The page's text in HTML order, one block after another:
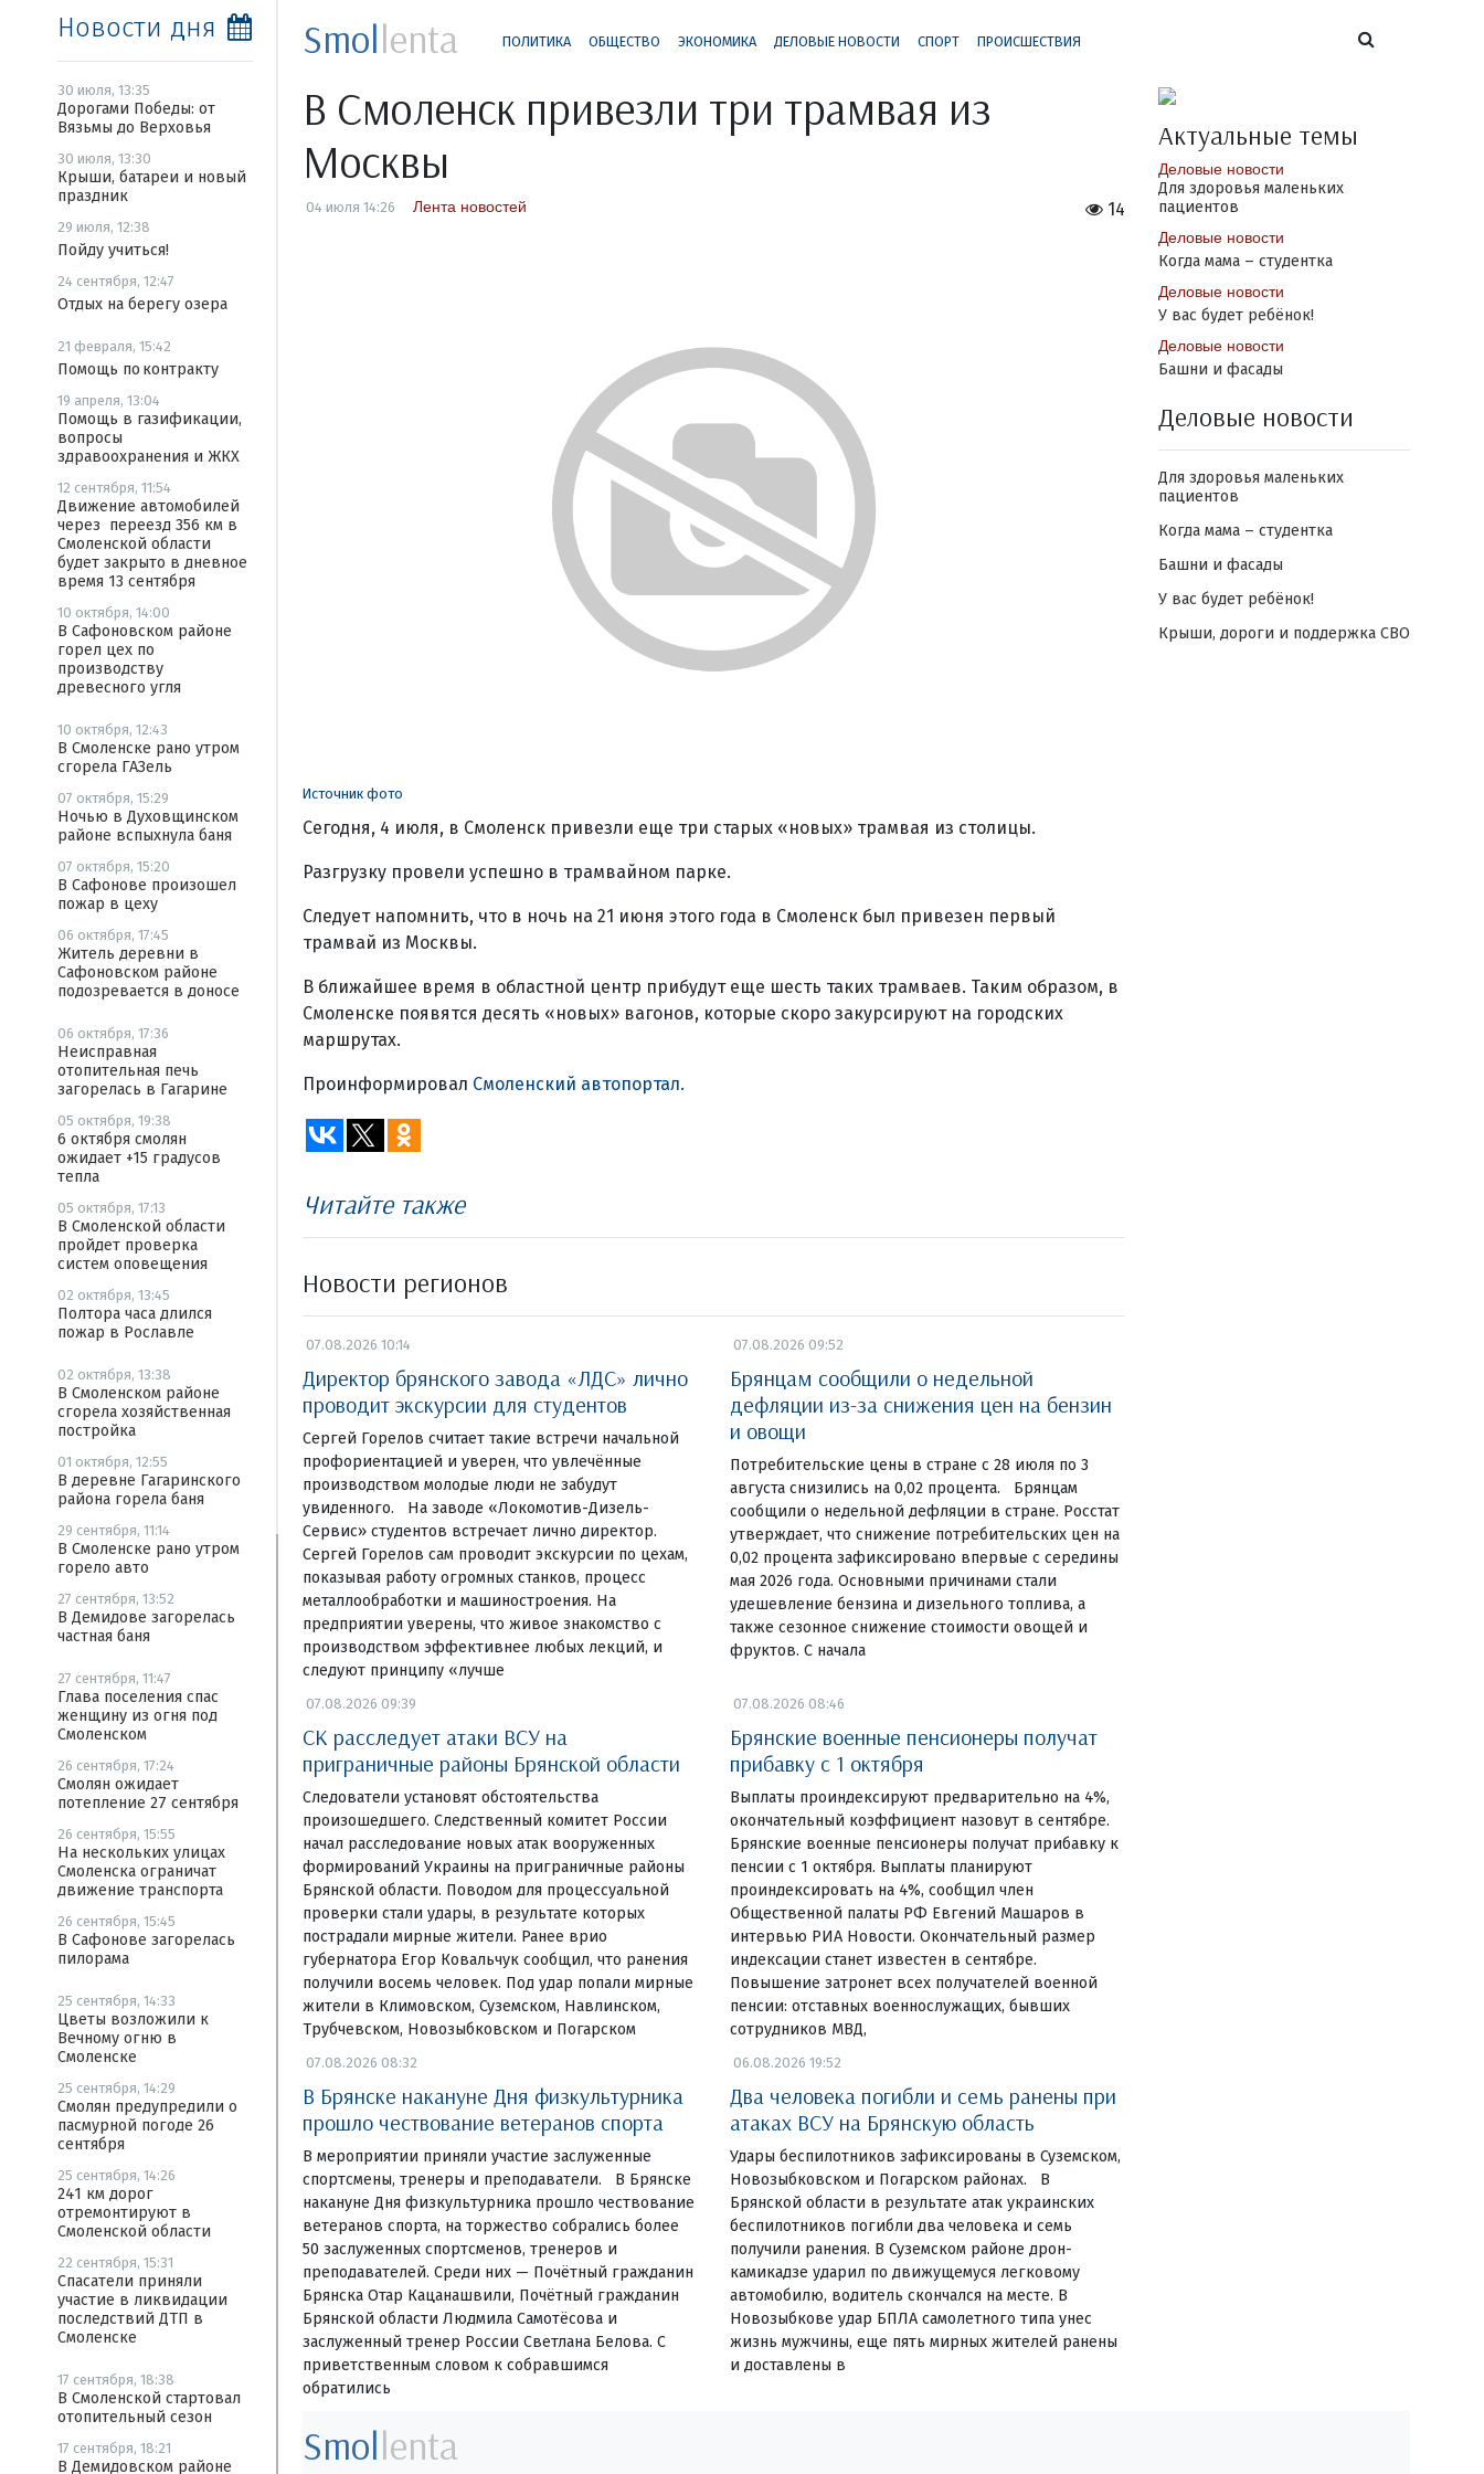
Новости дня
30 июля, 13:35
Дорогами Победы: от
Вязьмы до Верховья
30 июля, 13:30
Крыши, батареи и новый
праздник
29 июля, 12:38
Пойду учиться!
24 сентября, 12:47
Отдых на берегу озера
21 февраля, 15:42
Помощь по контракту
19 апреля, 13:04
Помощь в газификации,
вопросы
здравоохранения и ЖКХ
12 сентября, 11:54
Движение автомобилей
через переезд 356 км в
Смоленской области
будет закрыто в дневное
время 13 сентября
10 октября, 14:00
В Сафоновском районе
горел цех по
производству
древесного угля
10 октября, 12:43
В Смоленске рано утром
сгорела ГАЗель
07 октября, 15:29
Ночью в Духовщинском
районе вспыхнула баня
07 октября, 15:20
В Сафонове произошел
пожар в цеху
06 октября, 17:45
Житель деревни в
Сафоновском районе
подозревается в доносе
06 октября, 17:36
Неисправная
отопительная печь
загорелась в Гагарине
05 октября, 19:38
6 октября смолян
ожидает +15 градусов
тепла
05 октября, 17:13
В Смоленской области
пройдет проверка
систем оповещения
02 октября, 13:45
Полтора часа длился
пожар в Рославле
02 октября, 13:38
В Смоленском районе
сгорела хозяйственная
постройка
01 октября, 12:55
В деревне Гагаринского
района горела баня
29 сентября, 11:14
В Смоленске рано утром
горело авто
27 сентября, 13:52
В Демидове загорелась
частная баня
27 сентября, 11:47
Глава поселения спас
женщину из огня под
Смоленском
26 сентября, 17:24
Смолян ожидает
потепление 27 сентября
26 сентября, 15:55
На нескольких улицах
Смоленска ограничат
движение транспорта
26 сентября, 15:45
В Сафонове загорелась
пилорама
25 сентября, 14:33
Цветы возложили к
Вечному огню в
Смоленске
25 сентября, 14:29
Смолян предупредили о
пасмурной погоде 26
сентября
25 сентября, 14:26
241 км дорог
отремонтируют в
Смоленской области
22 сентября, 15:31
Спасатели приняли
участие в ликвидации
последствий ДТП в
Смоленске
17 сентября, 18:38
В Смоленской стартовал
отопительный сезон
17 сентября, 18:21
В Демидовском районе
Smollenta ПОЛИТИКА ОБЩЕСТВО ЭКОНОМИКА ДЕЛОВЫЕ НОВОСТИ СПОРТ ПРОИСШЕСТВИЯ
В Смоленск привезли три трамвая из
Москвы
14
04 июля 14:26 Лента новостей
Источник фото
Сегодня, 4 июля, в Смоленск привезли еще три старых «новых» трамвая из столицы.
Разгрузку провели успешно в трамвайном парке.
Следует напомнить, что в ночь на 21 июня этого года в Смоленск был привезен первый
трамвай из Москвы.
В ближайшее время в областной центр прибудут еще шесть таких трамваев. Таким образом, в
Смоленске появятся десять «новых» вагонов, которые скоро закурсируют на городских
маршрутах.
Проинформировал Смоленский автопортал.
Читайте также
Новости регионов
07.08.2026 10:14
Директор брянского завода «ЛДС» лично
проводит экскурсии для студентов
Сергей Горелов считает такие встречи начальной
профориентацией и уверен, что увлечённые
производством молодые люди не забудут
увиденного. На заводе «Локомотив-Дизель-
Сервис» студентов встречает лично директор.
Сергей Горелов сам проводит экскурсии по цехам,
показывая работу огромных станков, процесс
металлообработки и машиностроения. На
предприятии уверены, что живое знакомство с
производством эффективнее любых лекций, и
следуют принципу «лучше
07.08.2026 09:52
Брянцам сообщили о недельной
дефляции из-за снижения цен на бензин
и овощи
Потребительские цены в стране с 28 июля по 3
августа снизились на 0,02 процента. Брянцам
сообщили о недельной дефляции в стране. Росстат
утверждает, что снижение потребительских цен на
0,02 процента зафиксировано впервые с середины
мая 2026 года. Основными причинами стали
удешевление бензина и дизельного топлива, а
также сезонное снижение стоимости овощей и
фруктов. С начала
07.08.2026 09:39
СК расследует атаки ВСУ на
приграничные районы Брянской области
Следователи установят обстоятельства
произошедшего. Следственный комитет России
начал расследование новых атак вооруженных
формирований Украины на приграничные районы
Брянской области. Поводом для процессуальной
проверки стали удары, в результате которых
пострадали мирные жители. Ранее врио
губернатора Егор Ковальчук сообщил, что ранения
получили восемь человек. Под удар попали мирные
жители в Климовском, Суземском, Навлинском,
Трубчевском, Новозыбковском и Погарском
07.08.2026 08:46
Брянские военные пенсионеры получат
прибавку с 1 октября
Выплаты проиндексируют предварительно на 4%,
окончательный коэффициент назовут в сентябре.
Брянские военные пенсионеры получат прибавку к
пенсии с 1 октября. Выплаты планируют
проиндексировать на 4%, сообщил член
Общественной палаты РФ Евгений Машаров в
интервью РИА Новости. Окончательный размер
индексации станет известен в сентябре.
Повышение затронет всех получателей военной
пенсии: отставных военнослужащих, бывших
сотрудников МВД,
07.08.2026 08:32
В Брянске накануне Дня физкультурника
прошло чествование ветеранов спорта
В мероприятии приняли участие заслуженные
спортсмены, тренеры и преподаватели. В Брянске
накануне Дня физкультурника прошло чествование
ветеранов спорта, на торжество собрались более
50 заслуженных спортсменов, тренеров и
преподавателей. Среди них — Почётный гражданин
Брянска Отар Кацанашвили, Почётный гражданин
Брянской области Людмила Самотёсова и
заслуженный тренер России Светлана Белова. С
приветственным словом к собравшимся
обратились
06.08.2026 19:52
Два человека погибли и семь ранены при
атаках ВСУ на Брянскую область
Удары беспилотников зафиксированы в Суземском,
Новозыбковском и Погарском районах. В
Брянской области в результате атак украинских
беспилотников погибли два человека и семь
получили ранения. В Суземском районе дрон-
камикадзе ударил по движущемуся легковому
автомобилю, водитель скончался на месте. В
Новозыбкове удар БПЛА самолетного типа унес
жизнь мужчины, еще пять мирных жителей ранены
и доставлены в
Актуальные темы
Деловые новости
Для здоровья маленьких
пациентов
Деловые новости
Когда мама – студентка
Деловые новости
У вас будет ребёнок!
Деловые новости
Башни и фасады
Деловые новости
Для здоровья маленьких
пациентов
Когда мама – студентка
Башни и фасады
У вас будет ребёнок!
Крыши, дороги и поддержка СВО
Smollenta